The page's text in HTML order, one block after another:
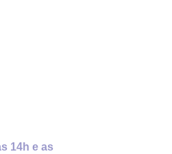
14h e as